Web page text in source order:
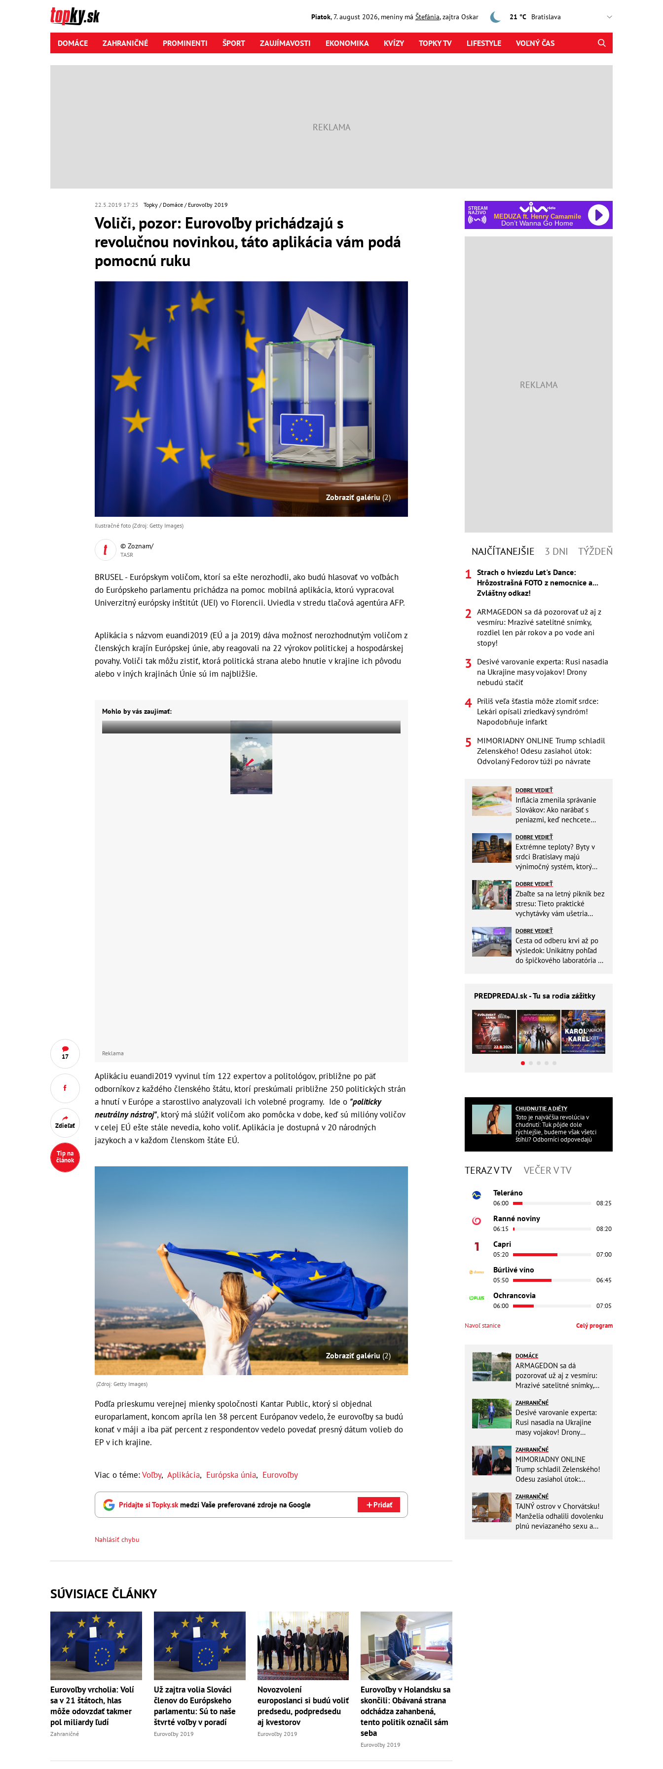
Piatok,7. august2026, meniny má Štefánia, zajtra Oskar 21 °C
DOMÁCE ZAHRANIČNÉ PROMINENTI ŠPORT ZAUJÍMAVOSTI EKONOMIKA KVÍZY TOPKY TV LIFESTYLE VOĽNÝ ČAS
22.5.2019 17:25 Topky Domáce Eurovoľby 2019
Voliči, pozor: Eurovoľby prichádzajú s
revolučnou novinkou, táto aplikácia vám podá
pomocnú ruku
17
Zdieľať
Tip na
článok
Zobraziť galériu (2)
Ilustračné foto (Zdroj: Getty Images)
© Zoznam/
TASR
BRUSEL - Európskym voličom, ktorí sa ešte nerozhodli, ako budú hlasovať vo voľbách
do Európskeho parlamentu prichádza na pomoc mobilná aplikácia, ktorú vypracoval
Univerzitný európsky inštitút (UEI) vo Florencii. Uviedla v stredu tlačová agentúra AFP.
Aplikácia s názvom euandi2019 (EÚ a ja 2019) dáva možnosť nerozhodnutým voličom z
členských krajín Európskej únie, aby reagovali na 22 výrokov politickej a hospodárskej
povahy. Voliči tak môžu zistiť, ktorá politická strana alebo hnutie v krajine ich pôvodu
alebo v iných krajinách Únie sú im najbližšie.
Mohlo by vás zaujímať:
Reklama
Aplikáciu euandi2019 vyvinul tím 122 expertov a politológov, približne po päť
odborníkov z každého členského štátu, ktorí preskúmali približne 250 politických strán
a hnutí v Európe a starostlivo analyzovali ich volebné programy. Ide o "politicky
neutrálny nástroj", ktorý má slúžiť voličom ako pomôcka v dobe, keď sú milióny voličov
v celej EÚ ešte stále nevedia, koho voliť. Aplikácia je dostupná v 20 národných
jazykoch a v každom členskom štáte EÚ.
Zobraziť galériu (2)
(Zdroj: Getty Images)
Podľa prieskumu verejnej mienky spoločnosti Kantar Public, ktorý si objednal
europarlament, koncom apríla len 38 percent Európanov vedelo, že eurovoľby sa budú
konať v máji a iba päť percent z respondentov vedelo povedať presný dátum volieb do
EP v ich krajine.
Viac o téme:Voľby, Aplikácia, Európska únia, Eurovoľby
Pridajte si Topky.sk medzi Vaše preferované zdroje na Google Pridať
Nahlásiť chybu
SÚVISIACE ČLÁNKY
Eurovoľby vrcholia: Volí
sa v 21 štátoch, hlas
môže odovzdať takmer
pol miliardy ľudí
Zahraničné
Už zajtra volia Slováci
členov do Európskeho
parlamentu: Sú to naše
štvrté voľby v poradí
Eurovoľby 2019
Novozvolení
europoslanci si budú voliť
predsedu, podpredsedu
aj kvestorov
Eurovoľby 2019
Eurovoľby v Holandsku sa
skončili: Obávaná strana
odchádza zahanbená,
tento politik označil sám
seba
Eurovoľby 2019
STREAM
NAŽIVO
MEDUZA ft. Henry Camamile
Don’t Wanna Go Home
NAJČÍTANEJŠIE 3 DNI TÝŽDEŇ
Strach o hviezdu Let's Dance:
Hrôzostrašná FOTO z nemocnice a...
Zvláštny odkaz!
ARMAGEDON sa dá pozorovať už aj z
vesmíru: Mrazivé satelitné snímky,
rozdiel len pár rokov a po vode ani
stopy!
Desivé varovanie experta: Rusi nasadia
na Ukrajine masy vojakov! Drony
nebudú stačiť
Príliš veľa šťastia môže zlomiť srdce:
Lekári opísali zriedkavý syndróm!
Napodobňuje infarkt
MIMORIADNY ONLINE Trump schladil
Zelenského! Odesu zasiahol útok:
Odvolaný Fedorov túži po návrate
DOBRE VEDIEŤ
Inflácia zmenila správanie
Slovákov: Ako narábať s
peniazmi, keď nechcete
DOBRE VEDIEŤ
Extrémne teploty? Byty v
srdci Bratislavy majú
výnimočný systém, ktorý
DOBRE VEDIEŤ
Zbaľte sa na letný piknik bez
stresu: Tieto praktické
vychytávky vám ušetria
DOBRE VEDIEŤ
Cesta od odberu krvi až po
výsledok: Unikátny pohľad
do špičkového laboratória na
PREDPREDAJ.sk - Tu sa rodia zážitky
CHUDNUTIE A DIÉTY
Toto je najväčšia revolúcia v
chudnutí: Tuk pôjde dole
rýchlejšie, budeme však všetci
štíhli? Odborníci odpovedajú
TERAZ V TV VEČER V TV
Teleráno
06:00 08:25
Ranné noviny
06:15 08:20
Capri
05:20 07:00
Búrlivé víno
05:50 06:45
Ochrancovia
06:00 07:05
Navoľ stanice Celý program
DOMÁCE
ARMAGEDON sa dá
pozorovať už aj z vesmíru:
Mrazivé satelitné snímky,
vode ani stopy!
ZAHRANIČNÉ
Desivé varovanie experta:
Rusi nasadia na Ukrajine
masy vojakov! Drony
ZAHRANIČNÉ
MIMORIADNY ONLINE
Trump schladil Zelenského!
Odesu zasiahol útok:
návrate
ZAHRANIČNÉ
TAJNÝ ostrov v Chorvátsku!
Manželia odhalili dovolenku
plnú neviazaného sexu a